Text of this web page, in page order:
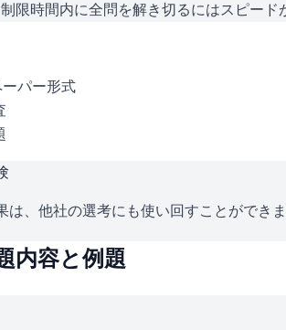
限時間内に全問を解き切るにはスピー
パー形式
は、他社の選考にも使い回すことができ
内容と例題